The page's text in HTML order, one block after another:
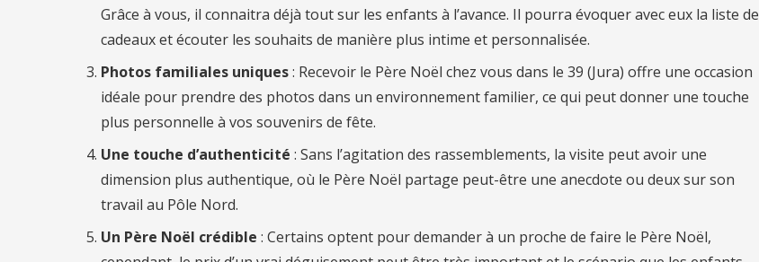
Grâce à vous, il connaitra déjà tout sur les enfants à l’avance. Il pourra évoquer avec eux la liste de
cadeaux et écouter les souhaits de manière plus intime et personnalisée.
Photos familiales uniques: Recevoir le Père Noël chez vous dans le 39 (Jura) offre une occasion
idéale pour prendre des photos dans un environnement familier, ce qui peut donner une touche
plus personnelle à vos souvenirs de fête.
Une touche d’authenticité : Sans l’agitation des rassemblements, la visite peut avoir une
dimension plus authentique, où le Père Noël partage peut-être une anecdote ou deux sur son
travail au Pôle Nord.
Un Père Noël crédible : Certains optent pour demander à un proche de faire le Père Noël,